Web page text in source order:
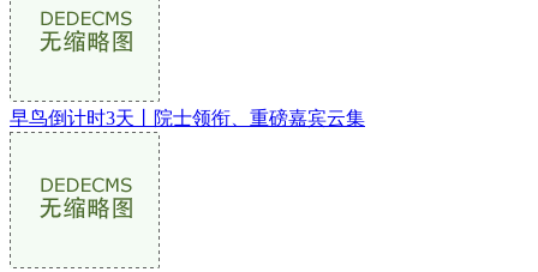
早鸟倒计时3天丨院士领衔、重磅嘉宾云集